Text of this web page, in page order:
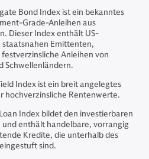
Bond Index ist ein bekanntes
Grade-Anleihen aus
Dieser Index enthält US-
staatsnahen Emittenten,
Anleihen von
Schwellenländern.
Index ist ein breit angelegtes
hochverzinsliche Rentenwerte.
Index bildet den investierbaren
enthält handelbare, vorrangig
Kredite, die unterhalb des
sind.